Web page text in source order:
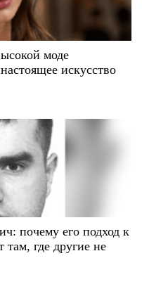
моде
искусство
почему его подход к
там, где другие не